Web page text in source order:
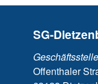
SG-
Geschäftsstelle
Offenthaler